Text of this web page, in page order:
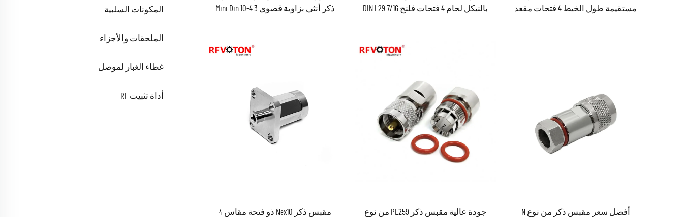
المكونات السلبية
الملحقات والأجزاء
غطاء الغبار لموصل
أداة تثبيت RF
مستقيمة طول الخيط 4 فتحات مقعد
بالنيكل لحام 4 فتحات فلنج 7/16 DIN L29
ذكر أنثى بزاوية قصوى 4.3-10 Mini Din
أفضل سعر مقبس ذكر من نوع N
جودة عالية مقبس ذكر PL259 من نوع
مقبس ذكر Nex10 ذو فتحة مقاس 4